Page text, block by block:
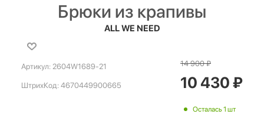
Брюки из крапивы
ALL WE NEED
Артикул: 2604W1689-21
ШтрихКод: 4670449900665
14 900₽
10 430₽
Осталась 1 шт